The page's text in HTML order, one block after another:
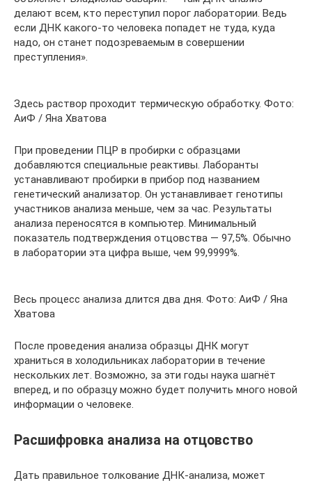
делают всем, кто переступил порог лаборатории. Ведь
если ДНК какого-то человека попадет не туда, куда
надо, он станет подозреваемым в совершении
преступления».
Здесь раствор проходит термическую обработку. Фото:
АиФ / Яна Хватова
При проведении ПЦР в пробирки с образцами
добавляются специальные реактивы. Лаборанты
устанавливают пробирки в прибор под названием
генетический анализатор. Он устанавливает генотипы
участников анализа меньше, чем за час. Результаты
анализа переносятся в компьютер. Минимальный
показатель подтверждения отцовства — 97,5%. Обычно
в лаборатории эта цифра выше, чем 99,9999%.
Весь процесс анализа длится два дня. Фото: АиФ / Яна
Хватова
После проведения анализа образцы ДНК могут
храниться в холодильниках лаборатории в течение
нескольких лет. Возможно, за эти годы наука шагнёт
вперед, и по образцу можно будет получить много новой
информации о человеке.
Расшифровка анализа на отцовство
Дать правильное толкование ДНК-анализа, может